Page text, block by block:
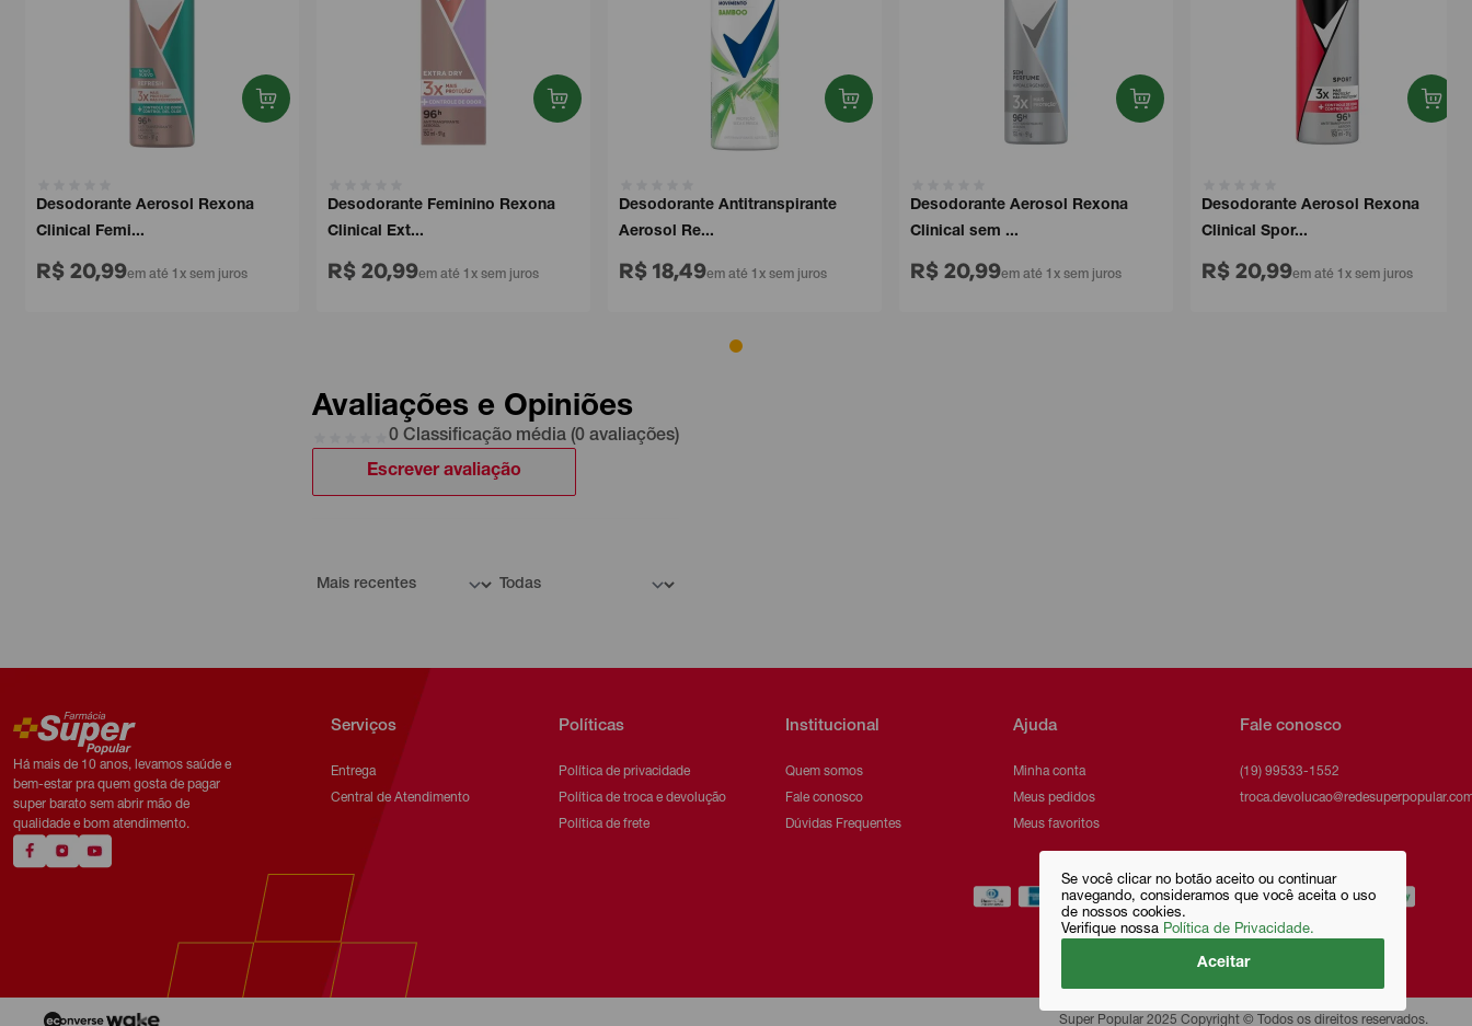
Se você clicar no botão aceito ou continuar
navegando, consideramos que você aceita o uso
de nossos cookies.
Verifique nossa Política de Privacidade.
Aceitar
Desodorante Aerosol Rexona
Clinical Femi...
R$ 20,99em até 1x sem juros
Desodorante Feminino Rexona
Clinical Ext...
R$ 20,99em até 1x sem juros
Desodorante Antitranspirante
Aerosol Re...
R$ 18,49em até 1x sem juros
Desodorante Aerosol Rexona
Clinical sem ...
R$ 20,99em até 1x sem juros
Desodorante Aerosol Rexona
Clinical Spor...
R$ 20,99em até 1x sem juros
Avaliações e Opiniões
0 Classificação média (0 avaliações)
Escrever avaliação
Há mais de 10 anos, levamos saúde e
bem-estar pra quem gosta de pagar
super barato sem abrir mão de
qualidade e bom atendimento.
Serviços
Entrega
Central de Atendimento
Políticas
Política de privacidade
Política de troca e devolução
Política de frete
Institucional
Quem somos
Fale conosco
Dúvidas Frequentes
Ajuda
Minha conta
Meus pedidos
Meus favoritos
Fale conosco
(19) 99533-1552
Super Popular 2025 Copyright © Todos os direitos reservados.